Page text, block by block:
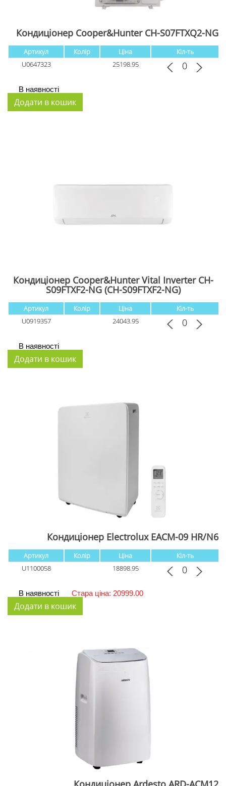
Кондиціонер Cooper&Hunter CH-S07FTXQ2-NG
Артикул Колір Ціна
Кіл-ть
U0647323
25198.95
В наявності
Кондиціонер Cooper&Hunter Vital Inverter CH-
S09FTXF2-NG (CH-S09FTXF2-NG)
Артикул Колір Ціна
Кіл-ть
U0919357
24043.95
В наявності
Кондиціонер Electrolux EACM-09 HR/N6
Артикул Колір Ціна
Кіл-ть
U1100058
18898.95
В наявності Стара ціна: 20999.00